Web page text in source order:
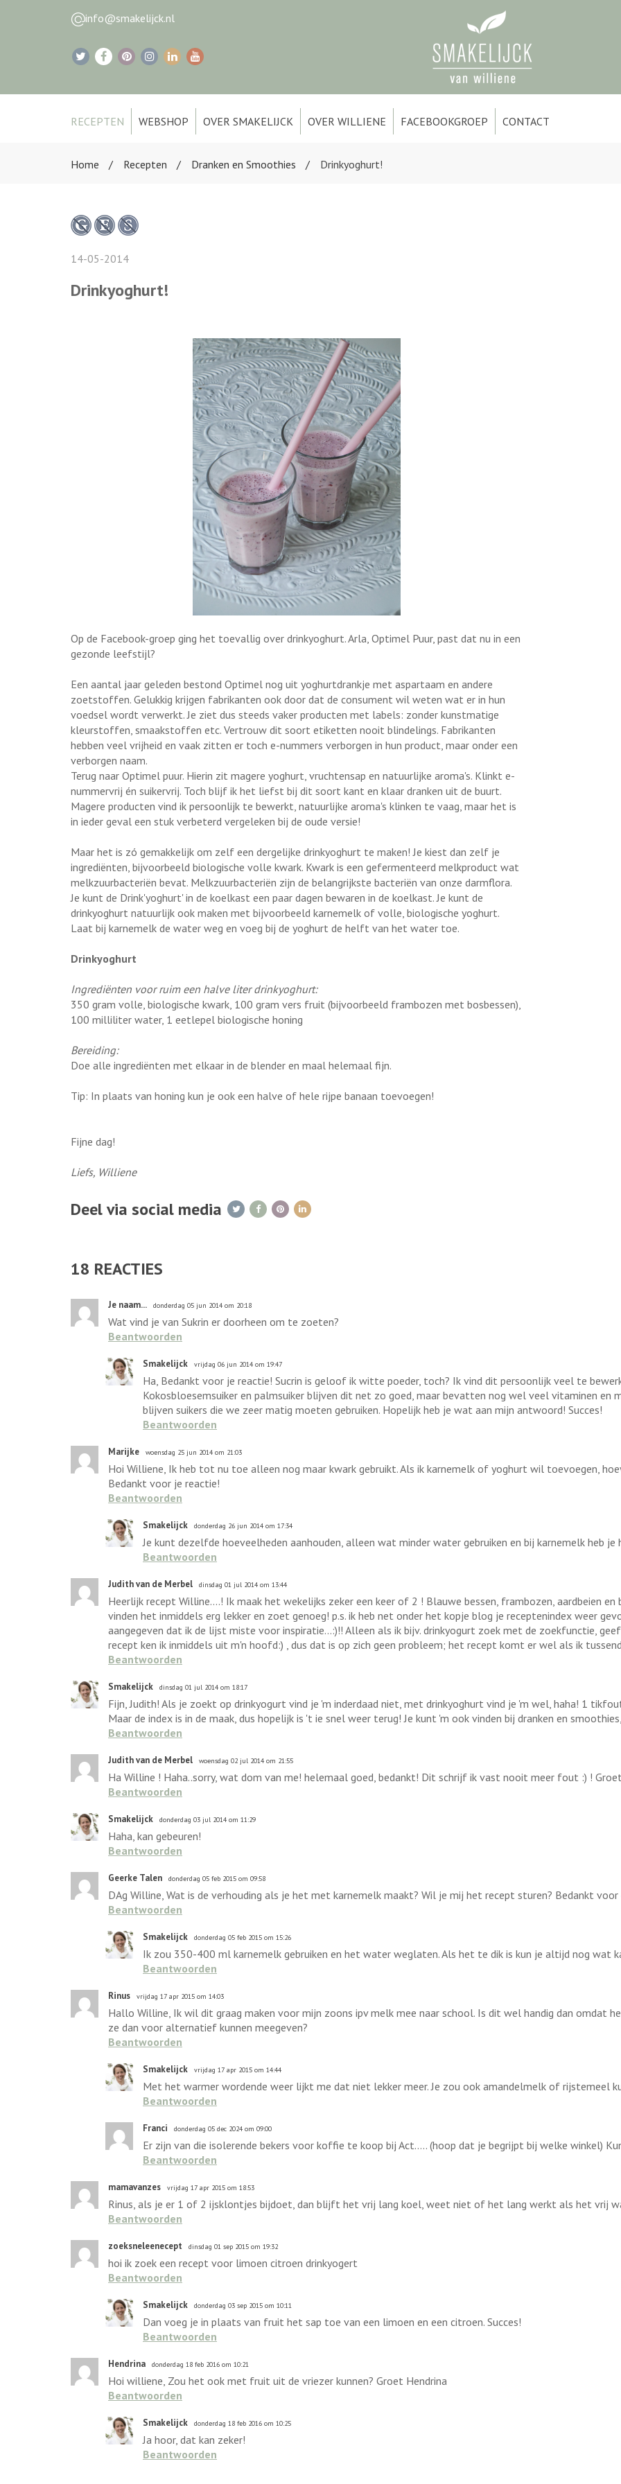
info@smakelijck.nl
RECEPTEN WEBSHOP OVER SMAKELIJCK OVER WILLIENE FACEBOOKGROEP CONTACT
Home Recepten Dranken en Smoothies Drinkyoghurt!
14-05-2014
Drinkyoghurt!
Op de Facebook-groep ging het toevallig over drinkyoghurt. Arla, Optimel Puur, past dat nu in een
gezonde leefstijl?
Een aantal jaar geleden bestond Optimel nog uit yoghurtdrankje met aspartaam en andere
zoetstoffen. Gelukkig krijgen fabrikanten ook door dat de consument wil weten wat er in hun
voedsel wordt verwerkt. Je ziet dus steeds vaker producten met labels: zonder kunstmatige
kleurstoffen, smaakstoffen etc. Vertrouw dit soort etiketten nooit blindelings. Fabrikanten
hebben veel vrijheid en vaak zitten er toch e-nummers verborgen in hun product, maar onder een
verborgen naam.
Terug naar Optimel puur. Hierin zit magere yoghurt, vruchtensap en natuurlijke aroma's. Klinkt e-
nummervrij én suikervrij. Toch blijf ik het liefst bij dit soort kant en klaar dranken uit de buurt.
Magere producten vind ik persoonlijk te bewerkt, natuurlijke aroma's klinken te vaag, maar het is
in ieder geval een stuk verbeterd vergeleken bij de oude versie!
Maar het is zó gemakkelijk om zelf een dergelijke drinkyoghurt te maken! Je kiest dan zelf je
ingrediënten, bijvoorbeeld biologische volle kwark. Kwark is een gefermenteerd melkproduct wat
melkzuurbacteriën bevat. Melkzuurbacteriën zijn de belangrijkste bacteriën van onze darmflora.
Je kunt de Drink'yoghurt' in de koelkast een paar dagen bewaren in de koelkast. Je kunt de
drinkyoghurt natuurlijk ook maken met bijvoorbeeld karnemelk of volle, biologische yoghurt.
Laat bij karnemelk de water weg en voeg bij de yoghurt de helft van het water toe.
Drinkyoghurt
Ingrediënten voor ruim een halve liter drinkyoghurt:
350 gram volle, biologische kwark, 100 gram vers fruit (bijvoorbeeld frambozen met bosbessen),
100 milliliter water, 1 eetlepel biologische honing
Bereiding:
Doe alle ingrediënten met elkaar in de blender en maal helemaal fijn.
Tip: In plaats van honing kun je ook een halve of hele rijpe banaan toevoegen!
Fijne dag!
Liefs, Williene
Deel via social media
18 REACTIES
Je naam... donderdag 05 jun 2014 om 20:18
Wat vind je van Sukrin er doorheen om te zoeten?
Beantwoorden
Smakelijck vrijdag 06 jun 2014 om 19:47
Ha, Bedankt voor je reactie! Sucrin is geloof ik witte poeder, toch? Ik vind dit persoonlijk veel te
Kokosbloesemsuiker en palmsuiker blijven dit net zo goed, maar bevatten nog wel veel vitaminen en
blijven suikers die we zeer matig moeten gebruiken. Hopelijk heb je wat aan mijn antwoord! Succes!
Beantwoorden
Marijke woensdag 25 jun 2014 om 21:03
Hoi Williene, Ik heb tot nu toe alleen nog maar kwark gebruikt. Als ik karnemelk of yoghurt wil toevoegen,
Bedankt voor je reactie!
Beantwoorden
Smakelijck donderdag 26 jun 2014 om 17:34
Je kunt dezelfde hoeveelheden aanhouden, alleen wat minder water gebruiken en bij karnemelk heb je
Beantwoorden
Judith van de Merbel dinsdag 01 jul 2014 om 13:44
Heerlijk recept Willine....! Ik maak het wekelijks zeker een keer of 2 ! Blauwe bessen, frambozen, aardbeien
vinden het inmiddels erg lekker en zoet genoeg! p.s. ik heb net onder het kopje blog je receptenindex weer
aangegeven dat ik de lijst miste voor inspiratie...:)!! Alleen als ik bijv. drinkyogurt zoek met de zoekfunctie,
recept ken ik inmiddels uit m'n hoofd:) , dus dat is op zich geen probleem; het recept komt er wel als ik
Beantwoorden
Smakelijck dinsdag 01 jul 2014 om 18:17
Fijn, Judith! Als je zoekt op drinkyogurt vind je 'm inderdaad niet, met drinkyoghurt vind je 'm wel, haha! 1
Maar de index is in de maak, dus hopelijk is 't ie snel weer terug! Je kunt 'm ook vinden bij dranken en
Beantwoorden
Judith van de Merbel woensdag 02 jul 2014 om 21:55
Ha Willine ! Haha..sorry, wat dom van me! helemaal goed, bedankt! Dit schrijf ik vast nooit meer fout :) !
Beantwoorden
Smakelijck donderdag 03 jul 2014 om 11:29
Haha, kan gebeuren!
Beantwoorden
Geerke Talen donderdag 05 feb 2015 om 09:58
DAg Willine, Wat is de verhouding als je het met karnemelk maakt? Wil je mij het recept sturen? Bedankt
Beantwoorden
Smakelijck donderdag 05 feb 2015 om 15:26
Ik zou 350-400 ml karnemelk gebruiken en het water weglaten. Als het te dik is kun je altijd nog wat
Beantwoorden
Rinus vrijdag 17 apr 2015 om 14:03
Hallo Willine, Ik wil dit graag maken voor mijn zoons ipv melk mee naar school. Is dit wel handig dan omdat
ze dan voor alternatief kunnen meegeven?
Beantwoorden
Smakelijck vrijdag 17 apr 2015 om 14:44
Met het warmer wordende weer lijkt me dat niet lekker meer. Je zou ook amandelmelk of rijstemeel
Beantwoorden
Franci donderdag 05 dec 2024 om 09:00
Er zijn van die isolerende bekers voor koffie te koop bij Act….. (hoop dat je begrijpt bij welke winkel)
Beantwoorden
mamavanzes vrijdag 17 apr 2015 om 18:53
Rinus, als je er 1 of 2 ijsklontjes bijdoet, dan blijft het vrij lang koel, weet niet of het lang werkt als het vrij
Beantwoorden
zoeksneleenecept dinsdag 01 sep 2015 om 19:32
hoi ik zoek een recept voor limoen citroen drinkyogert
Beantwoorden
Smakelijck donderdag 03 sep 2015 om 10:11
Dan voeg je in plaats van fruit het sap toe van een limoen en een citroen. Succes!
Beantwoorden
Hendrina donderdag 18 feb 2016 om 10:21
Hoi williene, Zou het ook met fruit uit de vriezer kunnen? Groet Hendrina
Beantwoorden
Smakelijck donderdag 18 feb 2016 om 10:25
Ja hoor, dat kan zeker!
Beantwoorden